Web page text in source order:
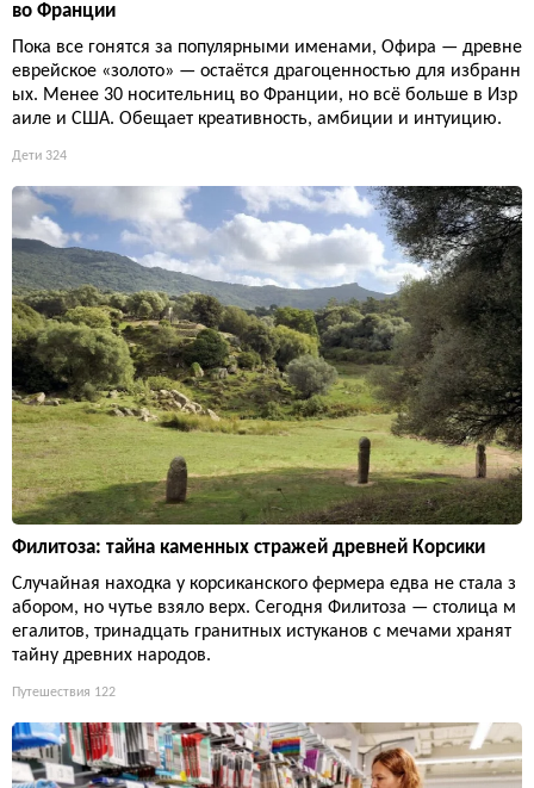
во Франции
Пока все гонятся за популярными именами, Офира — древне
еврейское «золото» — остаётся драгоценностью для избранн
ых. Менее 30 носительниц во Франции, но всё больше в Изр
аиле и США. Обещает креативность, амбиции и интуицию.
Дети 324
Филитоза: тайна каменных стражей древней Корсики
Случайная находка у корсиканского фермера едва не стала з
абором, но чутье взяло верх. Сегодня Филитоза — столица м
егалитов, тринадцать гранитных истуканов с мечами хранят
тайну древних народов.
Путешествия 122